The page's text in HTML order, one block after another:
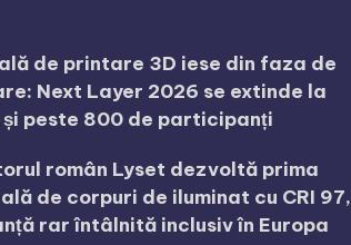
de printare 3D iese din faza de
Next Layer 2026 se extinde la
și peste 800 de participanți
român Lyset dezvoltă prima
de corpuri de iluminat cu CRI 97,
rar întâlnită inclusiv în Europa